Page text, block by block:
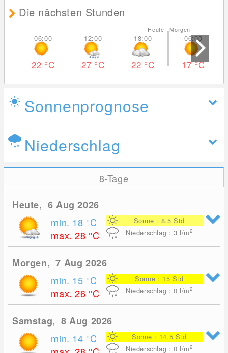
Die nächsten Stunden
22 °C 27 °C 22 °C
Heute Morgen
17°C
Sonnenprognose
Niederschlag
8-Tage
Heute, 6 Aug 2026
min. 18 °C
max. 28 °C
Sonne : 8.5 Std
Niederschlag : 3 l/m2
Morgen, 7 Aug 2026
min. 15 °C
max. 26 °C
Sonne : 15 Std
Niederschlag : 0 l/m2
Samstag, 8 Aug 2026
min. 14 °C
Sonne : 14.5 Std
Niederschlag : 0 l/m2